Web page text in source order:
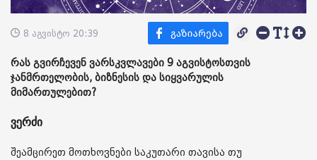
8 აგვისტო 20:39
რას გვირჩევენ ვარსკვლავები 9 აგვისტოსთვის
ჯანმრთელობის, ბიზნესის და სიყვარულის
მიმართულებით?
ვერძი
შეამცირეთ მოთხოვნები საკუთარი თავისა თუ